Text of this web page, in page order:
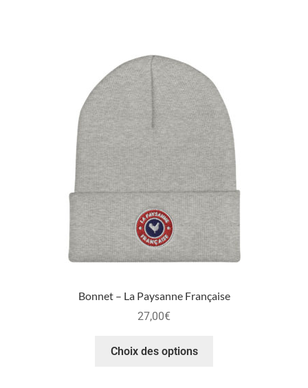
Bonnet – La Paysanne Française
27,00€
Choix des options